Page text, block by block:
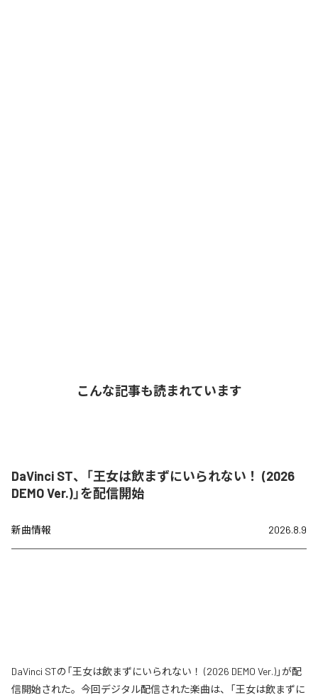
こんな記事も読まれています
DaVinci ST、「王女は飲まずにいられない！ (2026
DEMO Ver.)」を配信開始
新曲情報 2026.8.9
DaVinci STの「王女は飲まずにいられない！ (2026 DEMO Ver.)」が配
信開始された。今回デジタル配信された楽曲は、「王女は飲まずに